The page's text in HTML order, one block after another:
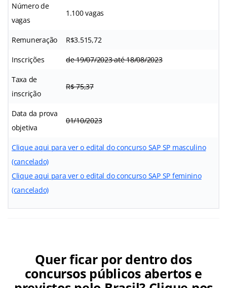
Número de
vagas
1.100 vagas
Remuneração R$3.515,72
Inscrições de 19/07/2023 até 18/08/2023
Taxa de
inscrição
R$ 75,37
Data da prova
objetiva
01/10/2023
Clique aqui para ver o edital do concurso SAP SP masculino
(cancelado)
Clique aqui para ver o edital do concurso SAP SP feminino
(cancelado)
Quer ficar por dentro dos
concursos públicos abertos e